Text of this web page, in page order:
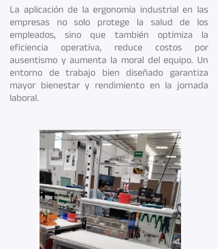
La aplicación de la ergonomía industrial en las
empresas no solo protege la salud de los
empleados, sino que también optimiza la
eficiencia operativa, reduce costos por
ausentismo y aumenta la moral del equipo. Un
entorno de trabajo bien diseñado garantiza
mayor bienestar y rendimiento en la jornada
laboral.